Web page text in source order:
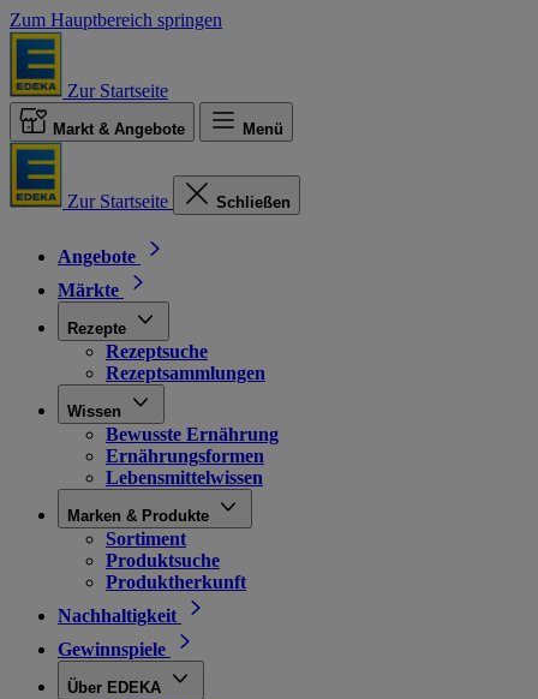
Zum Hauptbereich springen
Zur Startseite
Markt & Angebote Menü
Zur Startseite Schließen
Angebote
Märkte
Rezepte
Rezeptsuche
Rezeptsammlungen
Wissen
Bewusste Ernährung
Ernährungsformen
Lebensmittelwissen
Marken & Produkte
Sortiment
Produktsuche
Produktherkunft
Nachhaltigkeit
Gewinnspiele
Über EDEKA